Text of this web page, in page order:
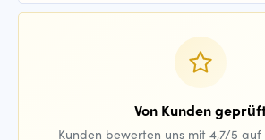
Von Kunden
Kunden bewerten uns mit 4,7/5 auf